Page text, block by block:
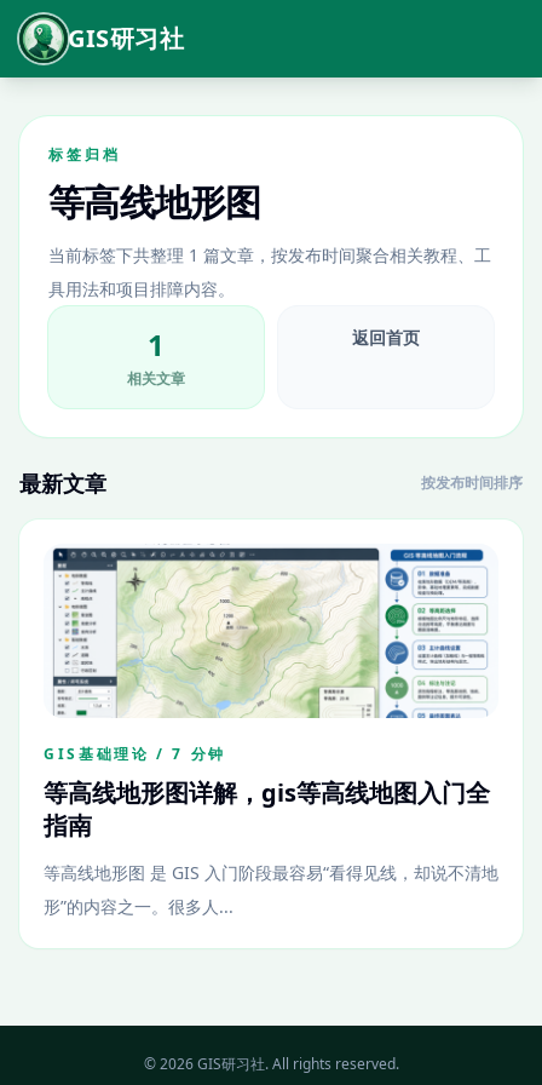
GIS研习社
标签归档
等高线地形图
当前标签下共整理 1 篇文章，按发布时间聚合相关教程、工
具用法和项目排障内容。
1
相关文章
返回首页
最新文章 按发布时间排序
GIS基础理论 / 7 分钟
等高线地形图详解，gis等高线地图入门全
指南
等高线地形图 是 GIS 入门阶段最容易“看得见线，却说不清地
形”的内容之一。很多人...
© 2026 GIS研习社. All rights reserved.